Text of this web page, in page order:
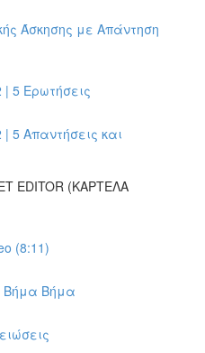
Άσκησης με Απάντηση
5 Ερωτήσεις
5 Απαντήσεις και
EDITOR (ΚΑΡΤΕΛΑ
(8:11)
Βήμα Βήμα